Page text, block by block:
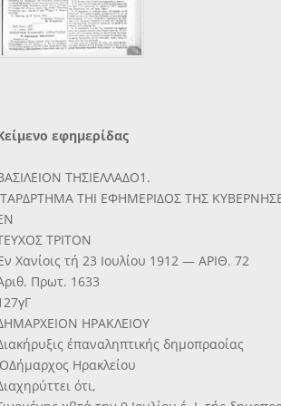
εφημερίδας
ΤΗΣΙΕΛΛΑΔΟ1.
ΤΗΙ ΕΦΗΜΕΡΙΔΟΣ ΤΗΣ
ΤΡΙΤΟΝ
Χανίοις τή 23 Ιουλίου 1912 — ΑΡΙΘ. 72
Πρωτ. 1633
ΗΡΑΚΛΕΙΟΥ
έπαναληπτικής δημοπραοίας
Ηρακλείου
ότι,